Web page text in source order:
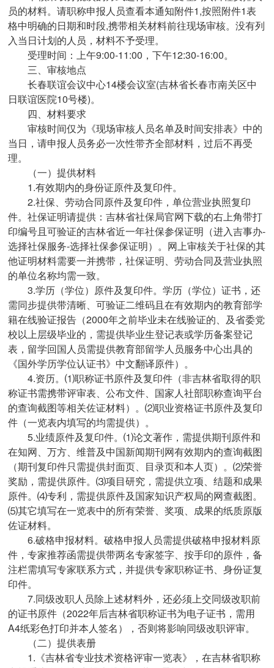
员的材料。请职称申报人员查看本通知附件1,按照附件1表
格中明确的日期和时段,携带相关材料前往现场审核。没有列
入当日计划的人员，材料不予受理。
受理时间：上午9:00-11:00，下午12:30-16:00。
三、审核地点
长春联谊会议中心14楼会议室(吉林省长春市南关区中
日联谊医院10号楼)。
四、材料要求
审核时间仅为《现场审核人员名单及时间安排表》中的
当日，请申报人员务必一次性带齐全部材料，过后不再受
理。
（一）提供材料
1.有效期内的身份证原件及复印件。
2.社保、劳动合同原件及复印件，单位营业执照复印
件。社保证明请提供：吉林省社保局官网下载的右上角带打
印编号且可验证的吉林省近一年社保参保证明（进入吉事办-
选择社保服务-选择社保参保证明）。网上审核关于社保的其
他证明材料需要一并携带，社保证明、劳动合同及营业执照
的单位名称均需一致。
3.学历（学位）原件及复印件。学历（学位）证书，还
需同步提供带清晰、可验证二维码且在有效期内的教育部学
籍在线验证报告（2000年之前毕业未在线验证的、及省委党
校以上层级毕业的，需提供毕业生登记表或学历备案登记
表，留学回国人员需提供教育部留学人员服务中心出具的
《国外学历学位认证书》中文翻译原件）。
4.资历。⑴职称证书原件及复印件（非吉林省取得的职
称证书需携带评审表、公布文件、国家人社部职称查询平台
的查询截图等相关佐证材料）。⑵职业资格证书原件及复印
件（一览表内填写的均需提供）。
5.业绩原件及复印件。⑴论文著作，需提供期刊原件和
在知网、万方、维普及中国新闻期刊网有效期内的查询截图
（期刊复印件只需提供封面页、目录页和本人页）。⑵荣誉
奖励，需提供原件。⑶项目研究，需提供立项、结题和成果
原件。⑷专利，需提供原件及国家知识产权局的网查截图。
⑸其它填写在一览表中的所有荣誉、奖项、成果的纸质原版
佐证材料。
6.破格申报材料。破格申报人员需提供破格申报材料原
件，专家推荐函需提供带两名专家签字、按手印的原件，备
注栏需填写专家联系方式，并提供专家职称证书、身份证复
印件。
7.同级改职人员除上述材料外，还必须上交同级改职前
的证书原件（2022年后吉林省职称证书为电子证书，需用
A4纸彩色打印并本人签名），否则将影响同级改职评审。
（二）提供表册
1.《吉林省专业技术资格评审一览表》，在吉林省职称